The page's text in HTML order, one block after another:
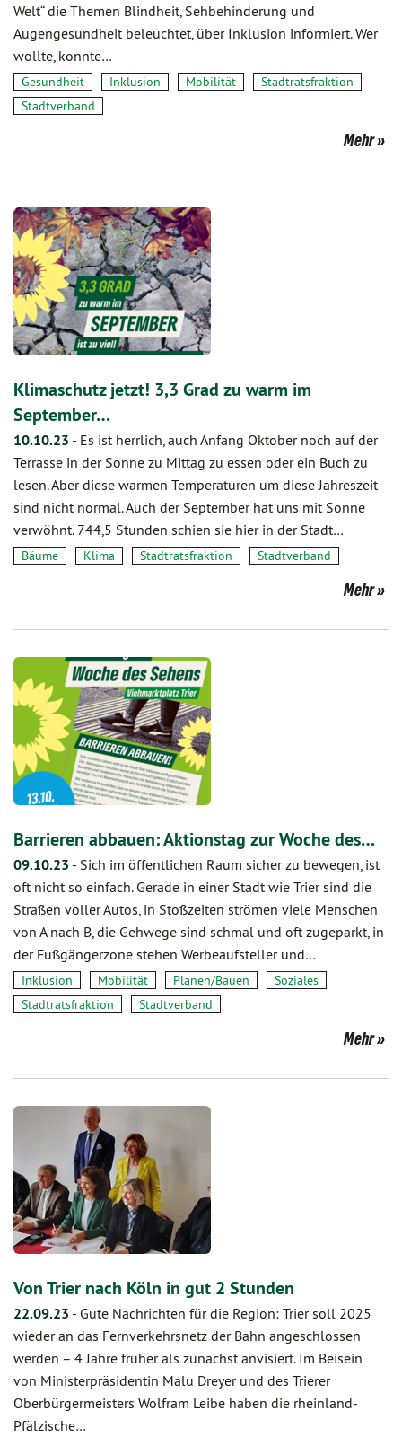
Welt“ die Themen Blindheit, Sehbehinderung und
Augengesundheit beleuchtet, über Inklusion informiert. Wer
wollte, konnte…
Gesundheit Inklusion Mobilität
Stadtratsfraktion
Stadtverband
Mehr
Klimaschutz jetzt! 3,3 Grad zu warm im
September…
10.10.23 - Es ist herrlich, auch Anfang Oktober noch auf der
Terrasse in der Sonne zu Mittag zu essen oder ein Buch zu
lesen. Aber diese warmen Temperaturen um diese Jahreszeit
sind nicht normal. Auch der September hat uns mit Sonne
verwöhnt. 744,5 Stunden schien sie hier in der Stadt…
Bäume Klima Stadtratsfraktion Stadtverband
Mehr
Barrieren abbauen: Aktionstag zur Woche des…
09.10.23 - Sich im öffentlichen Raum sicher zu bewegen, ist
oft nicht so einfach. Gerade in einer Stadt wie Trier sind die
Straßen voller Autos, in Stoßzeiten strömen viele Menschen
von A nach B, die Gehwege sind schmal und oft zugeparkt, in
der Fußgängerzone stehen Werbeaufsteller und…
Inklusion Mobilität Planen/Bauen
Soziales
Stadtratsfraktion
Stadtverband
Mehr
Von Trier nach Köln in gut 2 Stunden
22.09.23 - Gute Nachrichten für die Region: Trier soll 2025
wieder an das Fernverkehrsnetz der Bahn angeschlossen
werden – 4 Jahre früher als zunächst anvisiert. Im Beisein
von Ministerpräsidentin Malu Dreyer und des Trierer
Oberbürgermeisters Wolfram Leibe haben die rheinland-
Pfälzische…